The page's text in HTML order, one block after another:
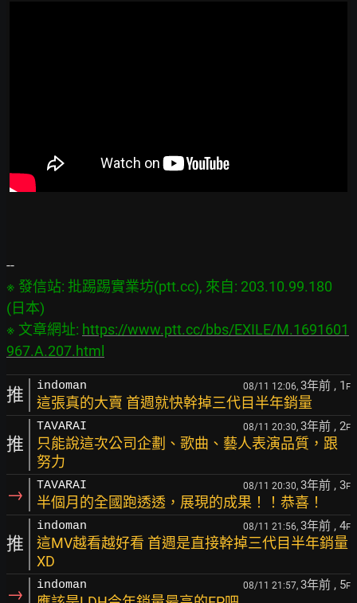
※ 發信站: 批踢踢實業坊(ptt.cc), 來自: 203.10.99.180
(日本)
※ 文章網址: https://www.ptt.cc/bbs/EXILE/M.1691601
967.A.207.html
推 indoman 08/11 12:06, 3年前 , 1 F
這張真的大賣 首週就快幹掉三代目半年銷量
推
TAVARAI 08/11 20:30, 3年前 , 2F
只能說這次公司企劃、歌曲、藝人表演品質，跟
努力
→ TAVARAI 08/11 20:30, 3年前 , 3F
半個月的全國跑透透，展現的成果！！恭喜！
推
indoman 08/11 21:56, 3年前 , 4F
這MV越看越好看 首週是直接幹掉三代目半年銷量
XD
→ indoman 08/11 21:57, 3年前 , 5F